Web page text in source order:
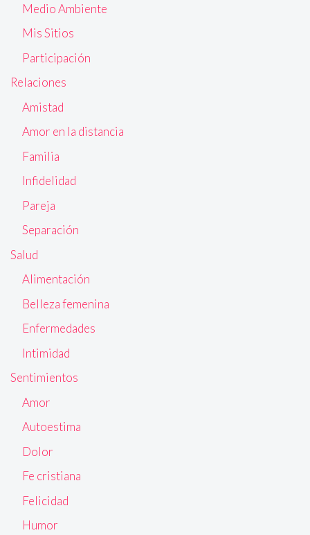
Medio Ambiente
Mis Sitios
Participación
Relaciones
Amistad
Amor en la distancia
Familia
Infidelidad
Pareja
Separación
Salud
Alimentación
Belleza femenina
Enfermedades
Intimidad
Sentimientos
Amor
Autoestima
Dolor
Fe cristiana
Felicidad
Humor